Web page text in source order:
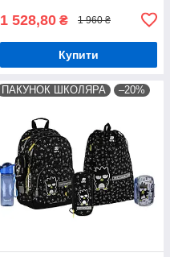
1 528,80 ₴ 1 960 ₴
Купити
ПАКУНОК ШКОЛЯРА –20%